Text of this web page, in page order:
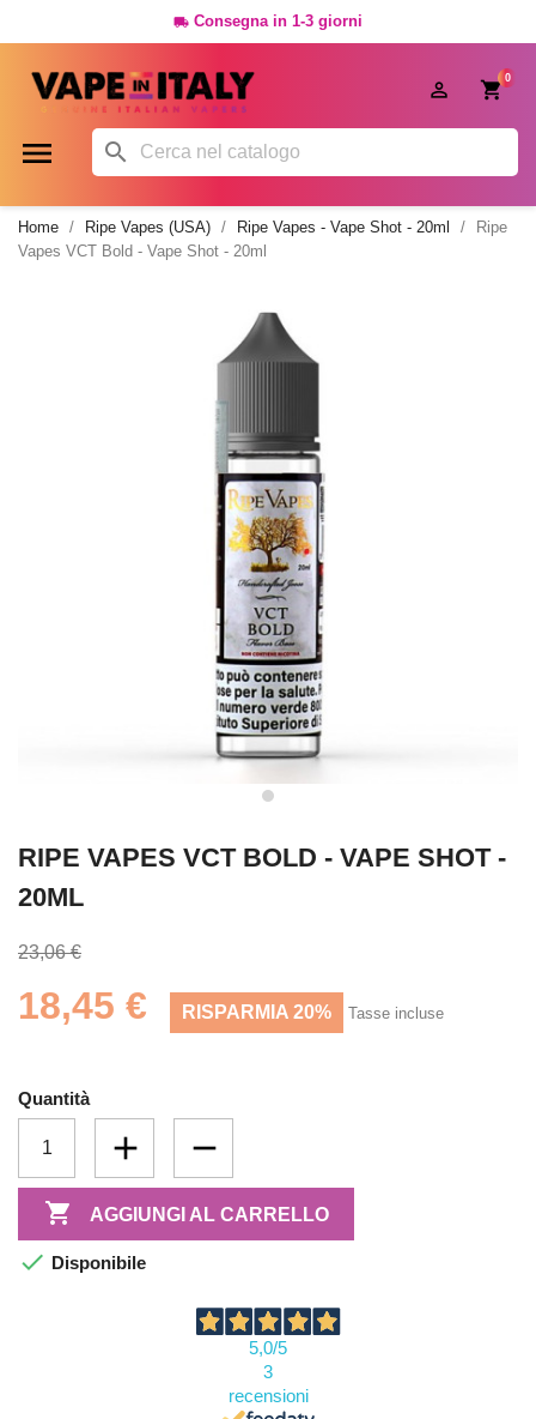
 Consegna in 1-3 giorni
0

 
Home Ripe Vapes (USA) Ripe Vapes - Vape Shot - 20ml
Ripe
Vapes VCT Bold - Vape Shot - 20ml
RIPE VAPES VCT BOLD - VAPE SHOT -
20ML
23,06 €
18,45 € RISPARMIA 20% Tasse incluse
Quantità
 AGGIUNGI AL CARRELLO
 Disponibile
5,0/5
3
recensioni